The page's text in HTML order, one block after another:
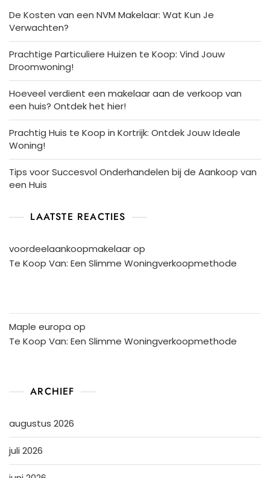
De Kosten van een NVM Makelaar: Wat Kun Je
Verwachten?
Prachtige Particuliere Huizen te Koop: Vind Jouw
Droomwoning!
Hoeveel verdient een makelaar aan de verkoop van
een huis? Ontdek het hier!
Prachtig Huis te Koop in Kortrijk: Ontdek Jouw Ideale
Woning!
Tips voor Succesvol Onderhandelen bij de Aankoop van
een Huis
LAATSTE REACTIES
voordeelaankoopmakelaarop
Te Koop Van: Een Slimme Woningverkoopmethode
Maple europa op
Te Koop Van: Een Slimme Woningverkoopmethode
ARCHIEF
augustus 2026
juli 2026